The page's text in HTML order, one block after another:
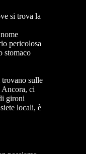
si trova la
pericolosa
stomaco
sulle
Ancora, ci
gironi
locali, è